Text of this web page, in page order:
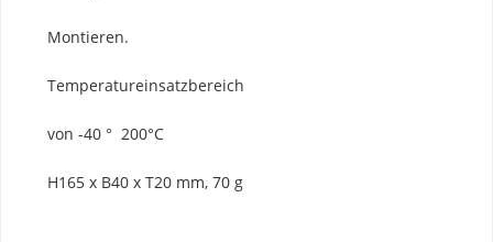
Montieren.
Temperatureinsatzbereich
von -40 °  200°C
H165 x B40 x T20 mm, 70 g